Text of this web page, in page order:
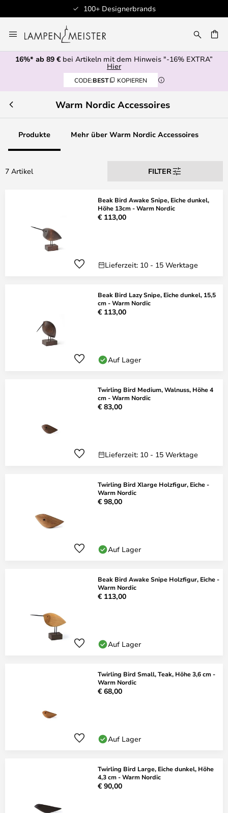
100+ Designerbrands
Inhalt
springen
16%* ab 89 € bei Artikeln mit dem Hinweis "-16% EXTRA”
Hier
CODE:BEST KOPIEREN
Warm Nordic Accessoires
Produkte Mehr über Warm Nordic Accessoires
7 Artikel FILTER
Beak Bird Awake Snipe, Eiche dunkel,
Höhe 13cm - Warm Nordic
€ 113,00
Lieferzeit: 10 - 15 Werktage
Beak Bird Lazy Snipe, Eiche dunkel, 15,5
cm - Warm Nordic
€ 113,00
Auf Lager
Twirling Bird Medium, Walnuss, Höhe 4
cm - Warm Nordic
€ 83,00
Lieferzeit: 10 - 15 Werktage
Twirling Bird Xlarge Holzfigur, Eiche -
Warm Nordic
€ 98,00
Auf Lager
Beak Bird Awake Snipe Holzfigur, Eiche -
Warm Nordic
€ 113,00
Auf Lager
Twirling Bird Small, Teak, Höhe 3,6 cm -
Warm Nordic
€ 68,00
Auf Lager
Twirling Bird Large, Eiche dunkel, Höhe
4,3 cm - Warm Nordic
€ 90,00